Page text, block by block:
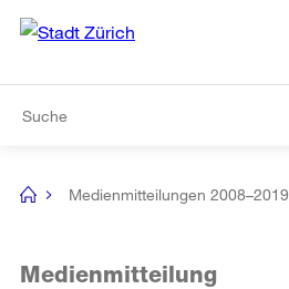
Navigation
[no
Medienmitteilungen 2008–2019
Medienmitteilung